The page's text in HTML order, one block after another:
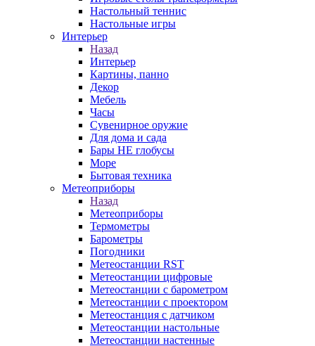
Настольный теннис
Настольные игры
Интерьер
Назад
Интерьер
Картины, панно
Декор
Мебель
Часы
Сувенирное оружие
Для дома и сада
Бары НЕ глобусы
Море
Бытовая техника
Метеоприборы
Назад
Метеоприборы
Термометры
Барометры
Погодники
Метеостанции RST
Метеостанции цифровые
Метеостанции с барометром
Метеостанции с проектором
Метеостанция с датчиком
Метеостанции настольные
Метеостанции настенные